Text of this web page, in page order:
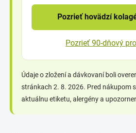
Pozrieť hovädzí
Pozrieť 90-dňový
Údaje o zložení a dávkovaní boli
stránkach 2. 8. 2026. Pred nákupom
aktuálnu etiketu, alergény a